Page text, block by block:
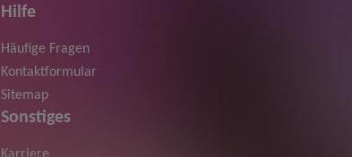
Hilfe
Häufige Fragen
Kontaktformular
Sitemap
Sonstiges
Karriere